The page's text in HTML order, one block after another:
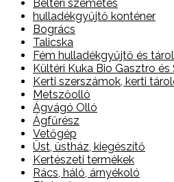
Beltéri szemetes
hulladékgyűjtő konténer
Bogrács
Talicska
Fém hulladékgyűjtő és
Kültéri Kuka Bio Gasztro és
Kerti szerszámok, kerti
Metszőolló
Ágvágó Olló
Ágfűrész
Vetőgép
Üst, üstház, kiegészítő
Kertészeti termékek
Rács, háló, árnyékoló